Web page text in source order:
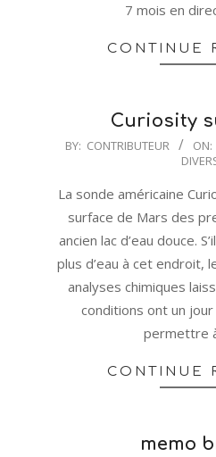
7 mois en
CONTINUE
Curiosity
2014-
03
BY: CONTRIBUTEUR ON:
La sonde américaine
surface de Mars des
ancien lac d’eau douce.
plus d’eau à cet endroit,
analyses chimiques
conditions ont un
permettre
CONTINUE
memo